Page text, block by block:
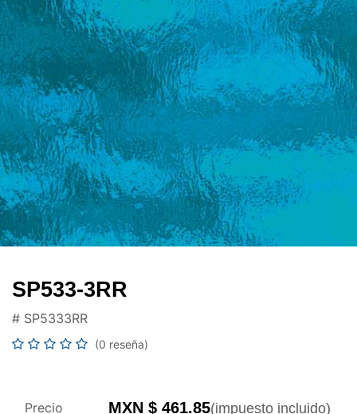
SP533-3RR
# SP5333RR
(0 reseña)
Precio MXN $ 461.85(impuesto incluido)